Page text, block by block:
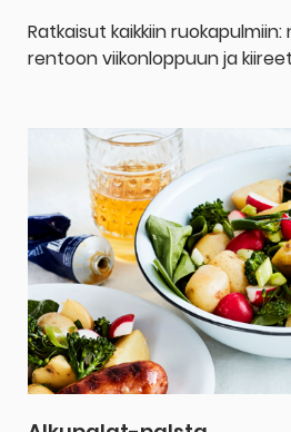
Ratkaisut kaikkiin
rentoon viikonloppuun ja